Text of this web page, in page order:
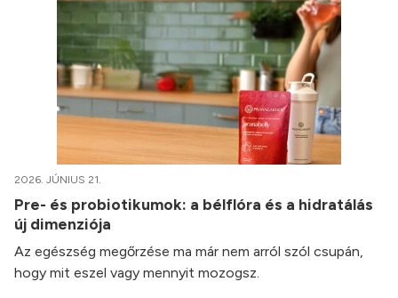
2026. JÚNIUS 21.
Pre- és probiotikumok: a bélflóra és a hidratálás
új dimenziója
Az egészség megőrzése ma már nem arról szól csupán,
hogy mit eszel vagy mennyit mozogsz.